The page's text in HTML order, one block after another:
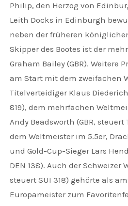
Philip, den Herzog von
Leith Docks in Edinburgh
neben der früheren
Skipper des Bootes ist der
Graham Bailey (GBR). Weitere
am Start mit dem zweifachen
Titelverteidiger Klaus
819), dem mehrfachen
Andy Beadsworth (GBR, steuert
dem Weltmeister im 5.5er,
und Gold-Cup-Sieger Lars
DEN 138). Auch der Schweizer
steuert SUI 318) gehörte als
Europameister zum